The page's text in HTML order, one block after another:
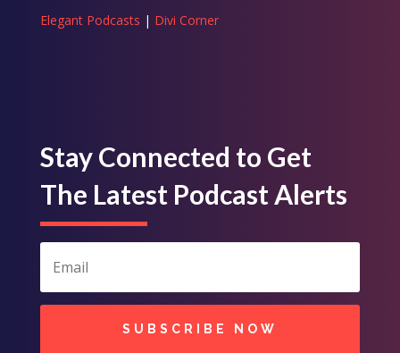
Elegant Podcasts | Divi Corner
Stay Connected to Get
The Latest Podcast Alerts
SUBSCRIBE NOW